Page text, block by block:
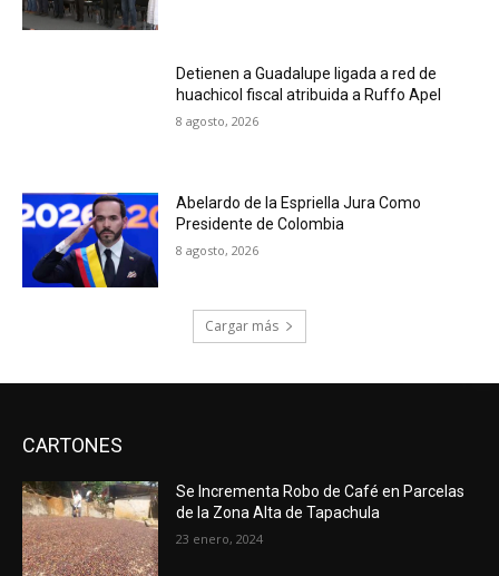
Detienen a Guadalupe ligada a red de
huachicol fiscal atribuida a Ruffo Apel
8 agosto, 2026
Abelardo de la Espriella Jura Como
Presidente de Colombia
8 agosto, 2026
Cargar más
CARTONES
Se Incrementa Robo de Café en Parcelas
de la Zona Alta de Tapachula
23 enero, 2024